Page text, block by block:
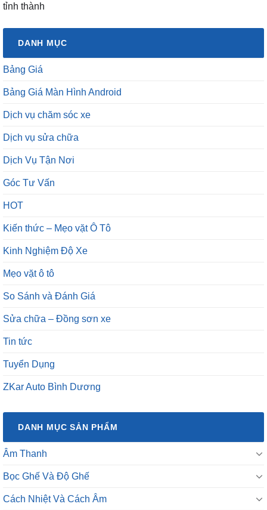
tỉnh thành
DANH MỤC
Bảng Giá
Bảng Giá Màn Hình Android
Dịch vụ chăm sóc xe
Dịch vụ sửa chữa
Dịch Vụ Tận Nơi
Góc Tư Vấn
HOT
Kiến thức – Mẹo vặt Ô Tô
Kinh Nghiệm Độ Xe
Mẹo vặt ô tô
So Sánh và Đánh Giá
Sửa chữa – Đồng sơn xe
Tin tức
Tuyển Dụng
ZKar Auto Bình Dương
DANH MỤC SẢN PHẨM
Âm Thanh
Bọc Ghế Và Độ Ghế
Cách Nhiệt Và Cách Âm